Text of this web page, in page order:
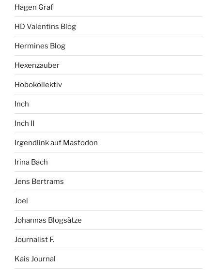
Hagen Graf
HD Valentins Blog
Hermines Blog
Hexenzauber
Hobokollektiv
Inch
Inch II
Irgendlink auf Mastodon
Irina Bach
Jens Bertrams
Joel
Johannas Blogsätze
Journalist F.
Kais Journal